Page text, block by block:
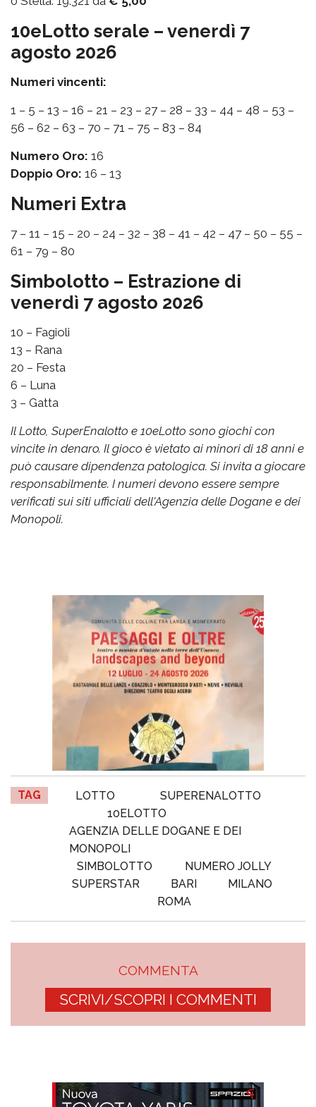
10eLotto serale – venerdì 7
agosto 2026
Numeri vincenti:
1 – 5 – 13 – 16 – 21 – 23 – 27 – 28 – 33 – 44 – 48 – 53 –
56 – 62 – 63 – 70 – 71 – 75 – 83 – 84
Numero Oro: 16
Doppio Oro: 16 – 13
Numeri Extra
7 – 11 – 15 – 20 – 24 – 32 – 38 – 41 – 42 – 47 – 50 – 55 –
61 – 79 – 80
Simbolotto – Estrazione di
venerdì 7 agosto 2026
10 – Fagioli
13 – Rana
20 – Festa
6 – Luna
3 – Gatta
Il Lotto, SuperEnalotto e 10eLotto sono giochi con
vincite in denaro. Il gioco è vietato ai minori di 18 anni e
può causare dipendenza patologica. Si invita a giocare
responsabilmente. I numeri devono essere sempre
verificati sui siti ufficiali dell'Agenzia delle Dogane e dei
Monopoli.
TAG LOTTO
SUPERENALOTTO
10ELOTTO
AGENZIA DELLE DOGANE E DEI
MONOPOLI
SIMBOLOTTO
NUMERO JOLLY
SUPERSTAR
BARI
MILANO
ROMA
COMMENTA
SCRIVI/SCOPRI I COMMENTI